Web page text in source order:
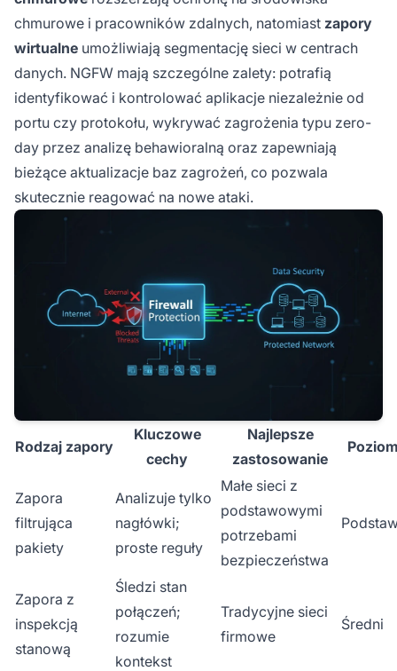
chmurowe i pracowników zdalnych, natomiast zapory
wirtualne umożliwiają segmentację sieci w centrach
danych. NGFW mają szczególne zalety: potrafią
identyfikować i kontrolować aplikacje niezależnie od
portu czy protokołu, wykrywać zagrożenia typu zero-
day przez analizę behawioralną oraz zapewniają
bieżące aktualizacje baz zagrożeń, co pozwala
skutecznie reagować na nowe ataki.
Rodzaj zapory
Kluczowe
cechy
Najlepsze
zastosowanie
Zapora
filtrująca
pakiety
Analizuje tylko
nagłówki;
proste reguły
Małe sieci z
podstawowymi
potrzebami
bezpieczeństwa
Zapora z
inspekcją
stanową
Śledzi stan
połączeń;
rozumie
kontekst
Tradycyjne sieci
firmowe
Średni